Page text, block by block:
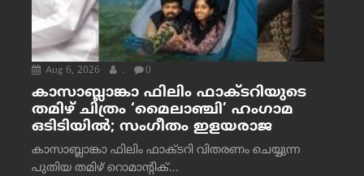
Aug 6, 2026 . 0
കാസാബ്ലാങ്കാ ഫിലിം ഫാക്ടറിയുടെ
തമിഴ് ചിത്രം ‘മൈലാഞ്ചി’ ഹംഗാമ
ഒടിടിയിൽ; സംഗീതം ഇളയരാജ
കാസാബ്ലാങ്കാ ഫിലിം ഫാക്ടറി വിതരണം ചെയ്യുന്ന
പുതിയ തമിഴ് റൊമാന്റിക്...